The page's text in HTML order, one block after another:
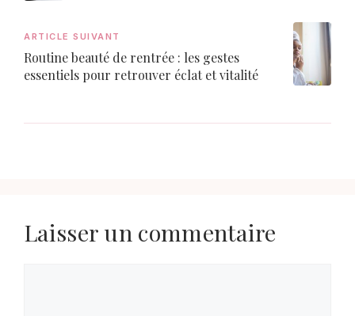
ARTICLE SUIVANT
Routine beauté de rentrée : les gestes
essentiels pour retrouver éclat et vitalité
Laisser un commentaire